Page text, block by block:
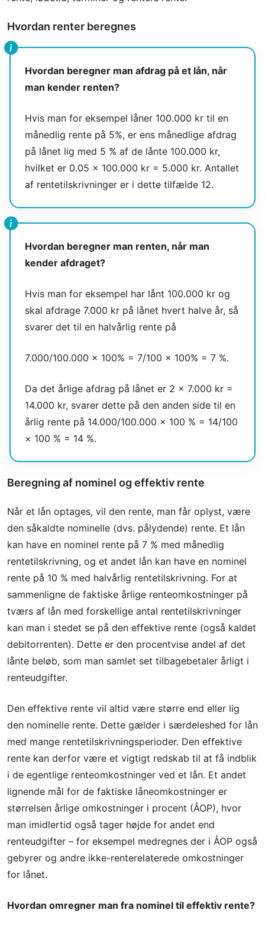
Hvordan renter beregnes
Hvordan beregner man afdrag på et lån, når
man kender renten?
Hvis man for eksempel låner 100.000 kr til en
månedlig rente på 5%, er ens månedlige afdrag
på lånet lig med 5 % af de lånte 100.000 kr,
hvilket er 0.05 × 100.000 kr = 5.000 kr. Antallet
af rentetilskrivninger er i dette tilfælde 12.
Hvordan beregner man renten, når man
kender afdraget?
Hvis man for eksempel har lånt 100.000 kr og
skal afdrage 7.000 kr på lånet hvert halve år, så
svarer det til en halvårlig rente på
7.000/100.000 × 100% = 7/100 × 100% = 7 %.
Da det årlige afdrag på lånet er 2 × 7.000 kr =
14.000 kr, svarer dette på den anden side til en
årlig rente på 14.000/100.000 × 100 % = 14/100
× 100 % = 14 %.
Beregning af nominel og effektiv rente
Når et lån optages, vil den rente, man får oplyst, være
den såkaldte nominelle (dvs. pålydende) rente. Et lån
kan have en nominel rente på 7 % med månedlig
rentetilskrivning, og et andet lån kan have en nominel
rente på 10 % med halvårlig rentetilskrivning. For at
sammenligne de faktiske årlige renteomkostninger på
tværs af lån med forskellige antal rentetilskrivninger
kan man i stedet se på den effektive rente (også kaldet
debitorrenten). Dette er den procentvise andel af det
lånte beløb, som man samlet set tilbagebetaler årligt i
renteudgifter.
Den effektive rente vil altid være større end eller lig
den nominelle rente. Dette gælder i særdeleshed for lån
med mange rentetilskrivningsperioder. Den effektive
rente kan derfor være et vigtigt redskab til at få indblik
i de egentlige renteomkostninger ved et lån. Et andet
lignende mål for de faktiske låneomkostninger er
størrelsen årlige omkostninger i procent (ÅOP), hvor
man imidlertid også tager højde for andet end
renteudgifter – for eksempel medregnes der i ÅOP også
gebyrer og andre ikke-renterelaterede omkostninger
for lånet.
Hvordan omregner man fra nominel til effektiv rente?